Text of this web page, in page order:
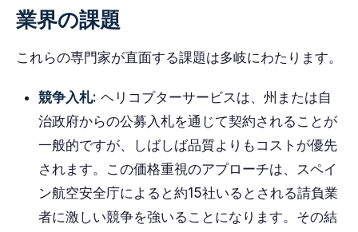
業界の課題
これらの専門家が直面する課題は多岐にわたります。
競争入札: ヘリコプターサービスは、州または自
治政府からの公募入札を通じて契約されることが
一般的ですが、しばしば品質よりもコストが優先
されます。この価格重視のアプローチは、スペイ
ン航空安全庁によると約15社いるとされる請負業
者に激しい競争を強いることになります。その結